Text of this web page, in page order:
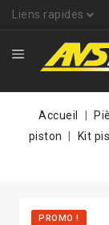
Liens rapides
Accueil
piston
Kit
PROMO !